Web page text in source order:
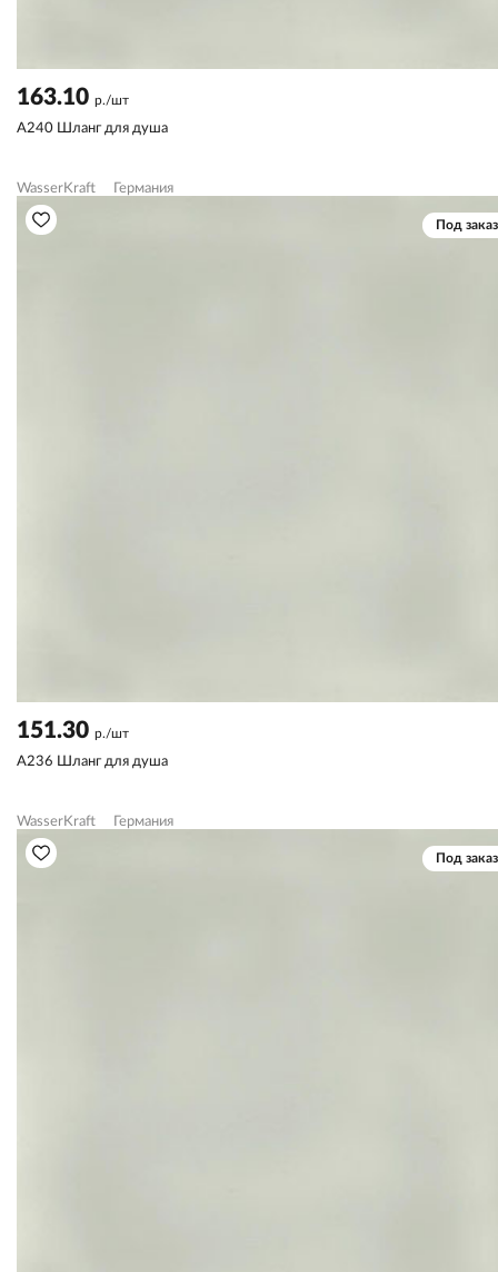
163.10 р./шт
A240 Шланг для душа
WasserKraft Германия
Под заказ
151.30 р./шт
A236 Шланг для душа
WasserKraft Германия
Под заказ